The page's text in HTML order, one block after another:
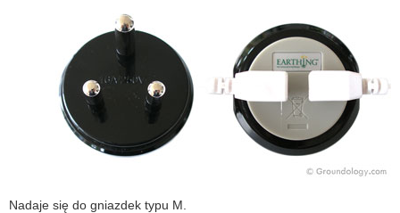
Nadaje się do gniazdek typu M.